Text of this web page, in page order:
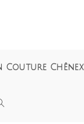
Couture Chênex